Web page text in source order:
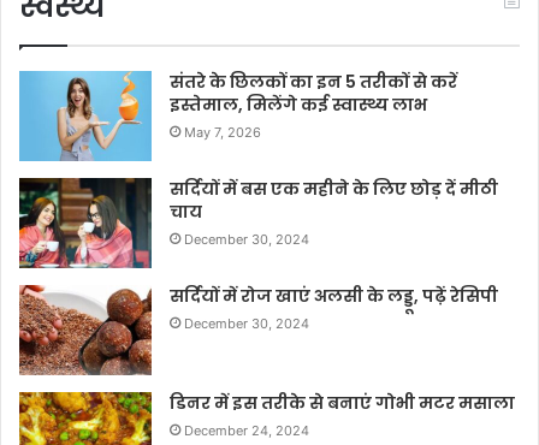
संतरे के छिलकों का इन 5 तरीकों से करें
इस्तेमाल, मिलेंगे कई स्वास्थ्य लाभ
May 7, 2026
सर्दियों में बस एक महीने के लिए छोड़ दें मीठी
चाय
December 30, 2024
सर्दियों में रोज खाएं अलसी के लड्डू, पढ़ें रेसिपी
December 30, 2024
डिनर में इस तरीके से बनाएं गोभी मटर मसाला
December 24, 2024